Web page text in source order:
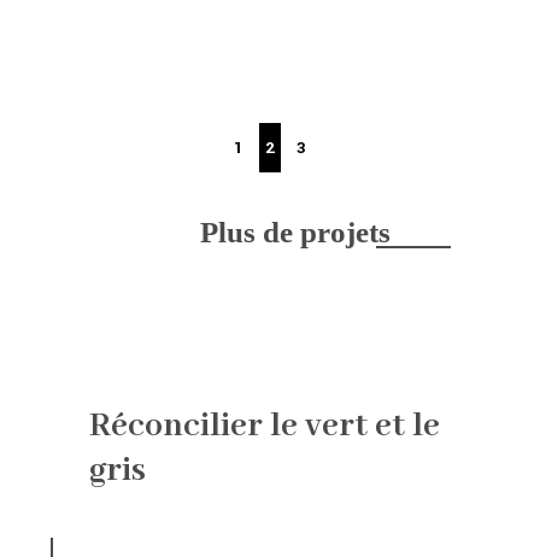
Plus de projets
Réconcilier le vert et le
gris